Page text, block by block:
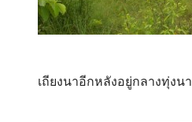
เถียงนาอีกหลังอยู่กลางทุ่งนา